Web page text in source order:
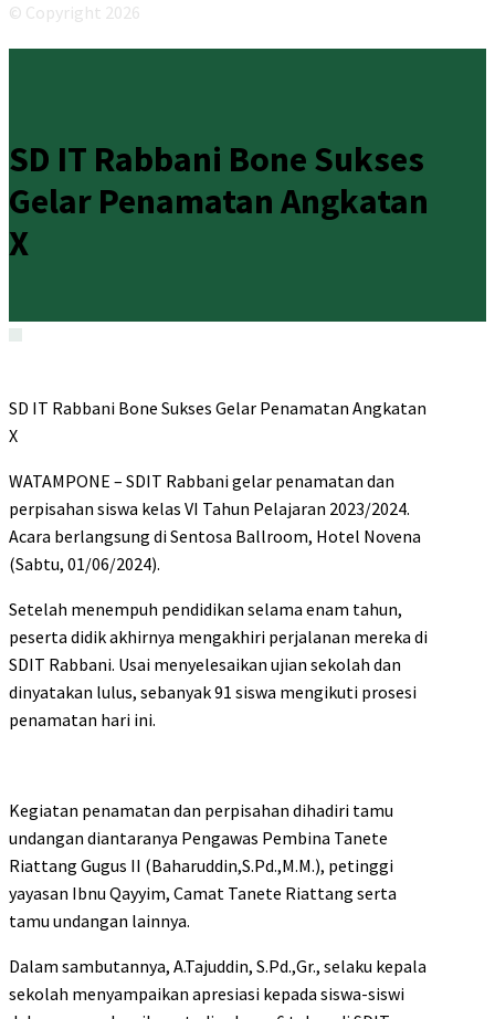
© Copyright 2026
SD IT Rabbani Bone Sukses
Gelar Penamatan Angkatan
X
SD IT Rabbani Bone Sukses Gelar Penamatan Angkatan
X
WATAMPONE – SDIT Rabbani gelar penamatan dan
perpisahan siswa kelas VI Tahun Pelajaran 2023/2024.
Acara berlangsung di Sentosa Ballroom, Hotel Novena
(Sabtu, 01/06/2024).
Setelah menempuh pendidikan selama enam tahun,
peserta didik akhirnya mengakhiri perjalanan mereka di
SDIT Rabbani. Usai menyelesaikan ujian sekolah dan
dinyatakan lulus, sebanyak 91 siswa mengikuti prosesi
penamatan hari ini.
Kegiatan penamatan dan perpisahan dihadiri tamu
undangan diantaranya Pengawas Pembina Tanete
Riattang Gugus II (Baharuddin,S.Pd.,M.M.), petinggi
yayasan Ibnu Qayyim, Camat Tanete Riattang serta
tamu undangan lainnya.
Dalam sambutannya, A.Tajuddin, S.Pd.,Gr., selaku kepala
sekolah menyampaikan apresiasi kepada siswa-siswi